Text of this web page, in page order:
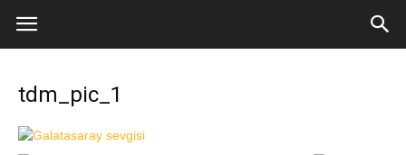
tdm_pic_1